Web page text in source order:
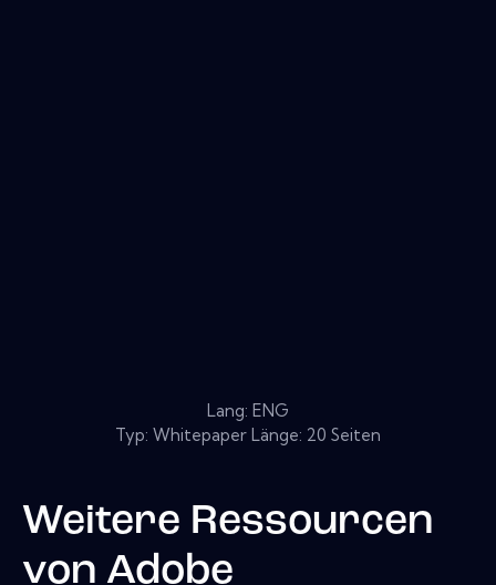
Lang: ENG
Typ: Whitepaper Länge: 20 Seiten
Weitere Ressourcen
von Adobe